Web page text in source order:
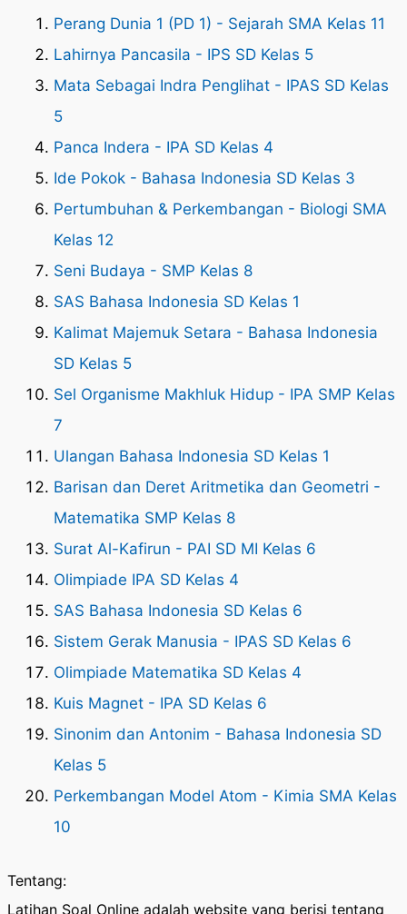
Perang Dunia 1 (PD 1) - Sejarah SMA Kelas 11
Lahirnya Pancasila - IPS SD Kelas 5
Mata Sebagai Indra Penglihat - IPAS SD Kelas
5
Panca Indera - IPA SD Kelas 4
Ide Pokok - Bahasa Indonesia SD Kelas 3
Pertumbuhan & Perkembangan - Biologi SMA
Kelas 12
Seni Budaya - SMP Kelas 8
SAS Bahasa Indonesia SD Kelas 1
Kalimat Majemuk Setara - Bahasa Indonesia
SD Kelas 5
Sel Organisme Makhluk Hidup - IPA SMP Kelas
7
Ulangan Bahasa Indonesia SD Kelas 1
Barisan dan Deret Aritmetika dan Geometri -
Matematika SMP Kelas 8
Surat Al-Kafirun - PAI SD MI Kelas 6
Olimpiade IPA SD Kelas 4
SAS Bahasa Indonesia SD Kelas 6
Sistem Gerak Manusia - IPAS SD Kelas 6
Olimpiade Matematika SD Kelas 4
Kuis Magnet - IPA SD Kelas 6
Sinonim dan Antonim - Bahasa Indonesia SD
Kelas 5
Perkembangan Model Atom - Kimia SMA Kelas
10
Tentang:
Latihan Soal Online adalah website yang berisi tentang